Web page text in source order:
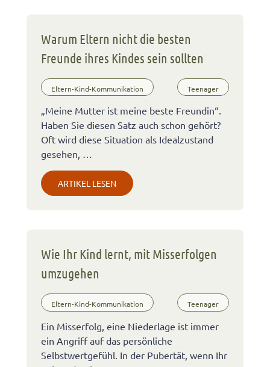
Warum Eltern nicht die besten
Freunde ihres Kindes sein sollten
Eltern-Kind-Kommunikation Teenager
„Meine Mutter ist meine beste Freundin“.
Haben Sie diesen Satz auch schon gehört?
Oft wird diese Situation als Idealzustand
gesehen, …
ARTIKEL LESEN
Wie Ihr Kind lernt, mit Misserfolgen
umzugehen
Eltern-Kind-Kommunikation Teenager
Ein Misserfolg, eine Niederlage ist immer
ein Angriff auf das persönliche
Selbstwertgefühl. In der Pubertät, wenn Ihr